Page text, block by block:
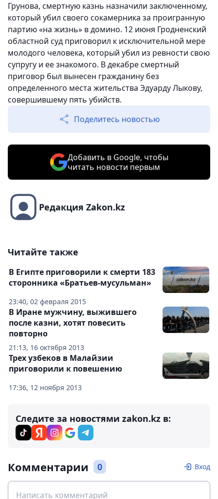
Грунова, смертную казнь назначили заключенному,
который убил своего сокамерника за проигранную
партию «на жизнь» в домино. 12 июня Гродненский
областной суд приговорил к исключительной мере
молодого человека, который убил из ревности свою
супругу и ее знакомого. В декабре смертный
приговор был вынесен гражданину без
определенного места жительства Эдуарду Лыкову,
совершившему пять убийств.
Поделитесь новостью
Добавить в Google, чтобы
читать новости первым
Редакция Zakon.kz
Читайте также
23:40, 02 февраля 2015
В Египте приговорили к смерти 183
сторонника «Братьев-мусульман»
21:13, 16 октября 2013
В Иране мужчину, выжившего
после казни, хотят повесить
повторно
17:36, 12 ноября 2013
Трех узбеков в Малайзии
приговорили к повешению
Следите за новостями zakon.kz в:
Комментарии 0 Вход